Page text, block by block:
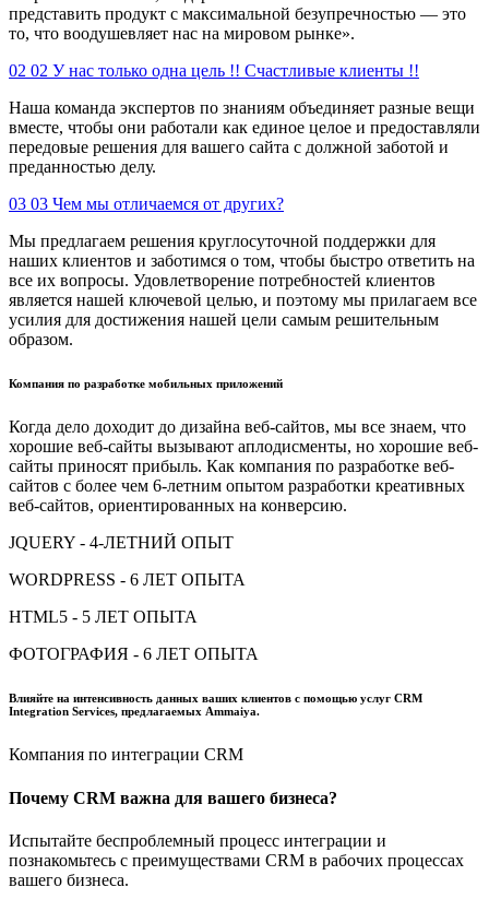
представить продукт с максимальной безупречностью — это
то, что воодушевляет нас на мировом рынке».
02 02 У нас только одна цель !! Счастливые клиенты !!
Наша команда экспертов по знаниям объединяет разные вещи
вместе, чтобы они работали как единое целое и предоставляли
передовые решения для вашего сайта с должной заботой и
преданностью делу.
03 03 Чем мы отличаемся от других?
Мы предлагаем решения круглосуточной поддержки для
наших клиентов и заботимся о том, чтобы быстро ответить на
все их вопросы. Удовлетворение потребностей клиентов
является нашей ключевой целью, и поэтому мы прилагаем все
усилия для достижения нашей цели самым решительным
образом.
Компания по разработке мобильных приложений
Когда дело доходит до дизайна веб-сайтов, мы все знаем, что
хорошие веб-сайты вызывают аплодисменты, но хорошие веб-
сайты приносят прибыль. Как компания по разработке веб-
сайтов с более чем 6-летним опытом разработки креативных
веб-сайтов, ориентированных на конверсию.
JQUERY - 4-ЛЕТНИЙ ОПЫТ
WORDPRESS - 6 ЛЕТ ОПЫТА
HTML5 - 5 ЛЕТ ОПЫТА
ФОТОГРАФИЯ - 6 ЛЕТ ОПЫТА
Влияйте на интенсивность данных ваших клиентов с помощью услуг CRM
Integration Services, предлагаемых Ammaiya.
Компания по интеграции CRM
Почему CRM важна для вашего бизнеса?
Испытайте беспроблемный процесс интеграции и
познакомьтесь с преимуществами CRM в рабочих процессах
вашего бизнеса.